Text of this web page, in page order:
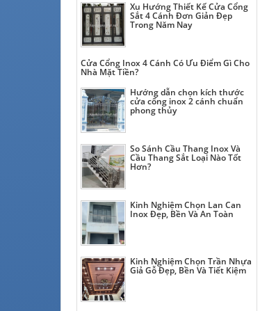
Xu Hướng Thiết Kế Cửa Cổng
Sắt 4 Cánh Đơn Giản Đẹp
Trong Năm Nay
Cửa Cổng Inox 4 Cánh Có Ưu Điểm Gì Cho
Nhà Mặt Tiền?
Hướng dẫn chọn kích thước
cửa cổng inox 2 cánh chuẩn
phong thủy
So Sánh Cầu Thang Inox Và
Cầu Thang Sắt Loại Nào Tốt
Hơn?
Kinh Nghiệm Chọn Lan Can
Inox Đẹp, Bền Và An Toàn
Kinh Nghiệm Chọn Trần Nhựa
Giả Gỗ Đẹp, Bền Và Tiết Kiệm